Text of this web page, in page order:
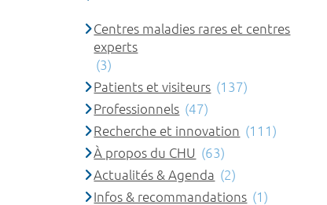
Centres maladies rares et centres
experts
(3)
Patients et visiteurs (137)
Professionnels (47)
Recherche et innovation (111)
À propos du CHU (63)
Actualités & Agenda (2)
Infos & recommandations (1)